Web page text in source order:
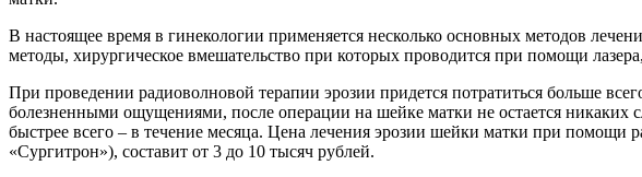
В настоящее время в гинекологии применяется несколько основных методов
методы, хирургическое вмешательство при которых проводится при помощи
При проведении радиоволновой терапии эрозии придется потратиться больше
болезненными ощущениями, после операции на шейке матки не остается
быстрее всего – в течение месяца. Цена лечения эрозии шейки матки при
«Сургитрон»), составит от 3 до 10 тысяч рублей.